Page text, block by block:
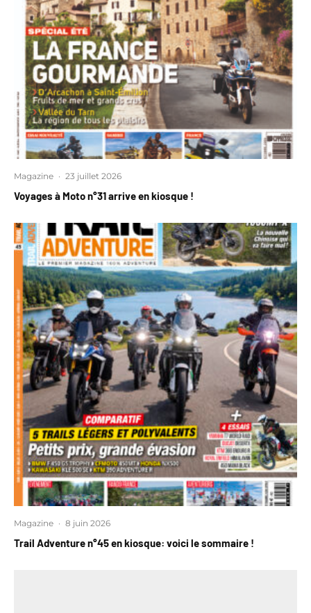
Magazine · 23 juillet 2026
Voyages à Moto n°31 arrive en kiosque !
Magazine · 8 juin 2026
Trail Adventure n°45 en kiosque: voici le sommaire !